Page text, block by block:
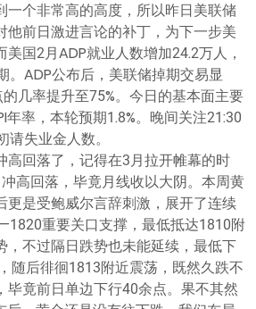
一个非常高的高度，所以昨日美联储
他前日激进言论的补丁，为下一步美
国2月ADP就业人数增加24.2万人，
。ADP公布后，美联储掉期交易显
几率提升至75%。今日的基本面主要
年率，本轮预期1.8%。晚间关注21:30
失业金人数。
高回落了，记得在3月拉开帷幕的时
高回落，毕竟月线收以大阴。本周黄
更是受鲍威尔言辞刺激，展开了连续
重要关口支撑，最低抵达1810附
，不过隔日跌势也未能延续，最低下
随后徘徊1813附近震荡，既然久跌不
毕竟前日单边下行40余点。果不其然